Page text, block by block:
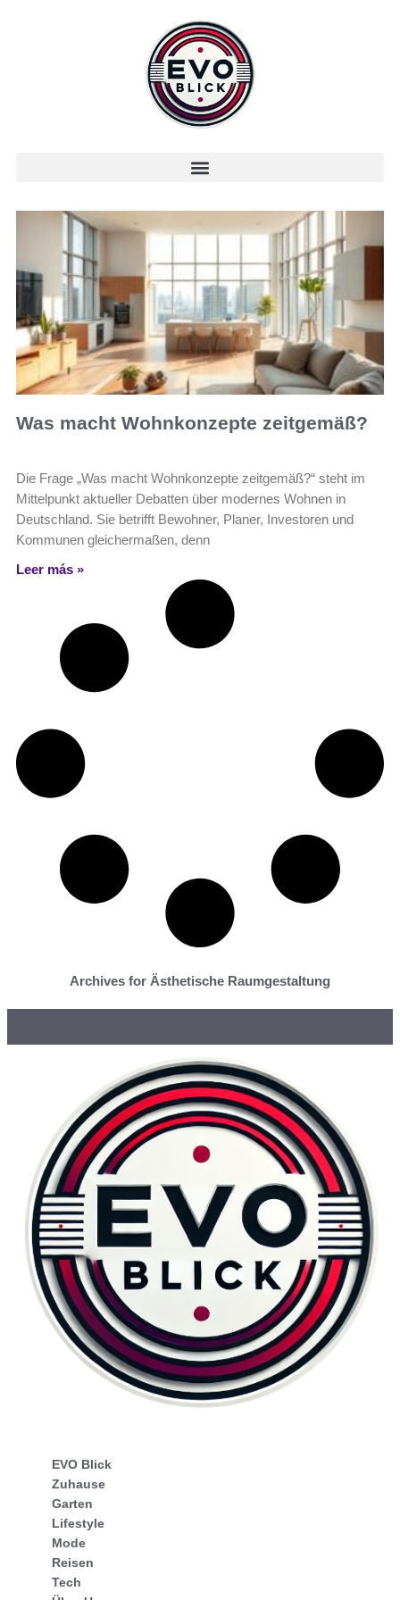
Was macht Wohnkonzepte zeitgemäß?
Die Frage „Was macht Wohnkonzepte zeitgemäß?“ steht im
Mittelpunkt aktueller Debatten über modernes Wohnen in
Deutschland. Sie betrifft Bewohner, Planer, Investoren und
Kommunen gleichermaßen, denn
Leer más »
Archives for Ästhetische Raumgestaltung
EVO Blick
Zuhause
Garten
Lifestyle
Mode
Reisen
Tech